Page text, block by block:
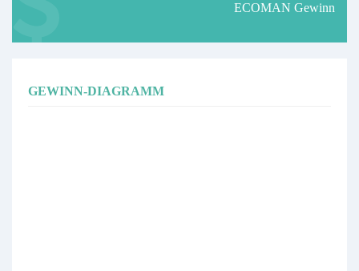
ECOMAN Gewinn
GEWINN-DIAGRAMM